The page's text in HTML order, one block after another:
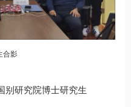
合影
别研究院博士研究生